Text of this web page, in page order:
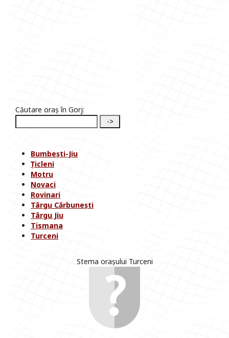
Căutare oraș în Gorj:
Bumbești-Jiu
Țicleni
Motru
Novaci
Rovinari
Târgu Cărbunești
Târgu Jiu
Tismana
Turceni
Stema orașului Turceni